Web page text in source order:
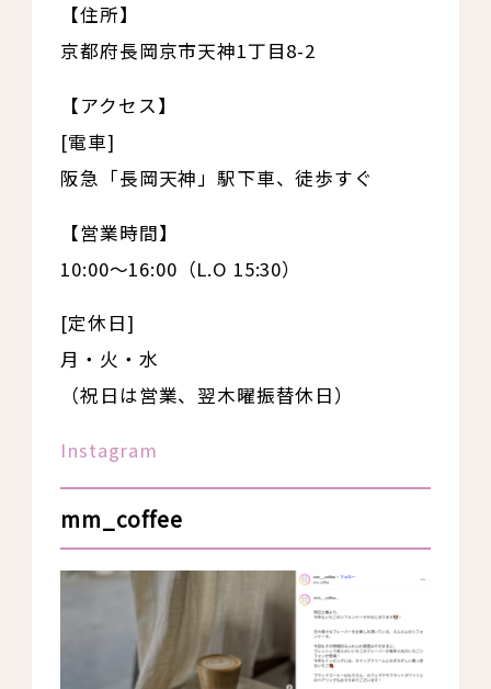
【住所】
京都府長岡京市天神1丁目8-2
【アクセス】
[電車]
阪急「長岡天神」駅下車、徒歩すぐ
【営業時間】
10:00〜16:00（L.O 15:30）
[定休日]
月・火・水
（祝日は営業、翌木曜振替休日）
Instagram
mm_coffee